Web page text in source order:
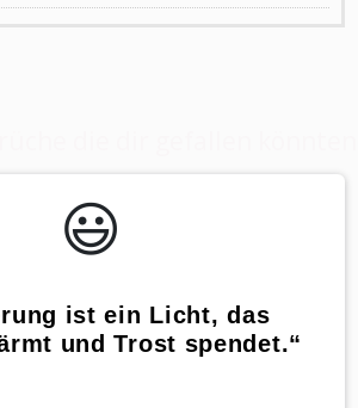
😃️
ist ein Licht, das
und Trost spendet.“